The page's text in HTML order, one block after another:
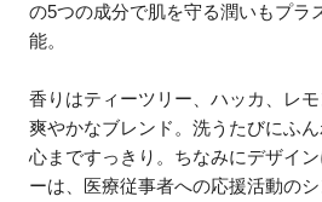
の5つの成分で肌を守る潤いもプラ
能。
香りはティーツリー、ハッカ、レ
爽やかなブレンド。洗うたびにふん
心まですっきり。ちなみにデザイ
ーは、医療従事者への応援活動の